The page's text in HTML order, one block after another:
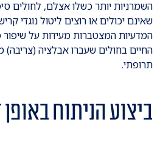
השמרניות יותר כשלו אצלם, לחולים
שאינם יכולים או רוצים ליטול נוגדי
המדעיות המצטברות מעידות על
החיים בחולים שעברו אבלציה
תרופתי.
ביצוע הניתוח